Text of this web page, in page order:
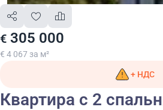
€ 305 000
€ 4 067 за м²
+ НДС
Квартира с 2